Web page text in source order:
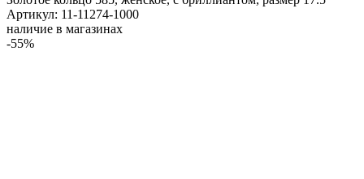
Артикул: 11-11274-1000
наличие в магазинах
-55%